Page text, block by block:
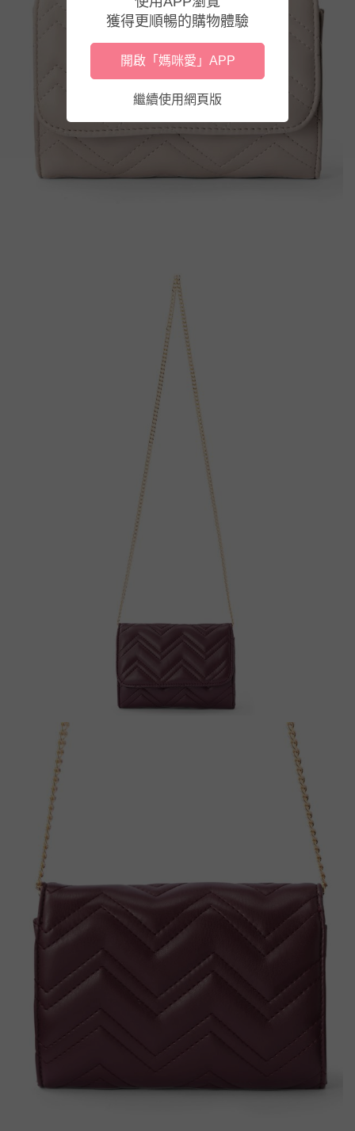
獲得更順暢的購物體驗
開啟「媽咪愛」APP
繼續使用網頁版